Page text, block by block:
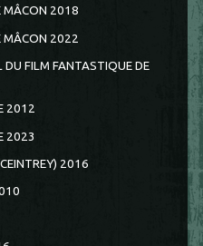
MÂCON 2018
MÂCON 2022
FILM FANTASTIQUE DE
2012
2023
2016